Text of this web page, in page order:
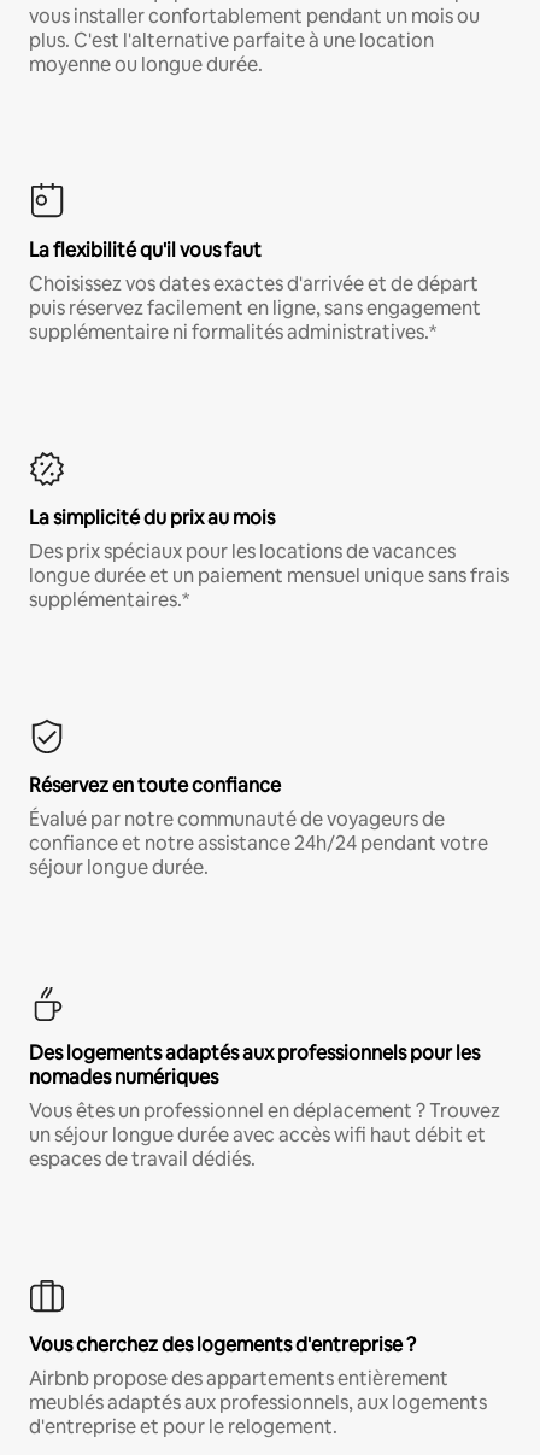
vous installer confortablement pendant un mois ou
plus. C'est l'alternative parfaite à une location
moyenne ou longue durée.
La flexibilité qu'il vous faut
Choisissez vos dates exactes d'arrivée et de départ
puis réservez facilement en ligne, sans engagement
supplémentaire ni formalités administratives.*
La simplicité du prix au mois
Des prix spéciaux pour les locations de vacances
longue durée et un paiement mensuel unique sans frais
supplémentaires.*
Réservez en toute confiance
Évalué par notre communauté de voyageurs de
confiance et notre assistance 24h/24 pendant votre
séjour longue durée.
Des logements adaptés aux professionnels pour les
nomades numériques
Vous êtes un professionnel en déplacement ? Trouvez
un séjour longue durée avec accès wifi haut débit et
espaces de travail dédiés.
Vous cherchez des logements d'entreprise ?
Airbnb propose des appartements entièrement
meublés adaptés aux professionnels, aux logements
d'entreprise et pour le relogement.